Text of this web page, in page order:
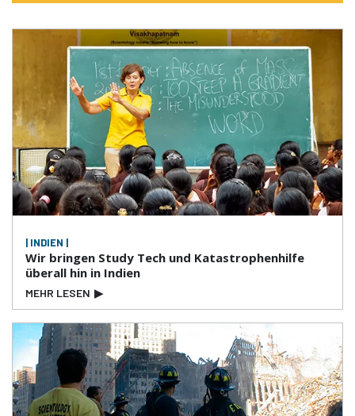
| INDIEN |
Wir bringen Study Tech und Katastrophenhilfe
überall hin in Indien
MEHR LESEN ▶